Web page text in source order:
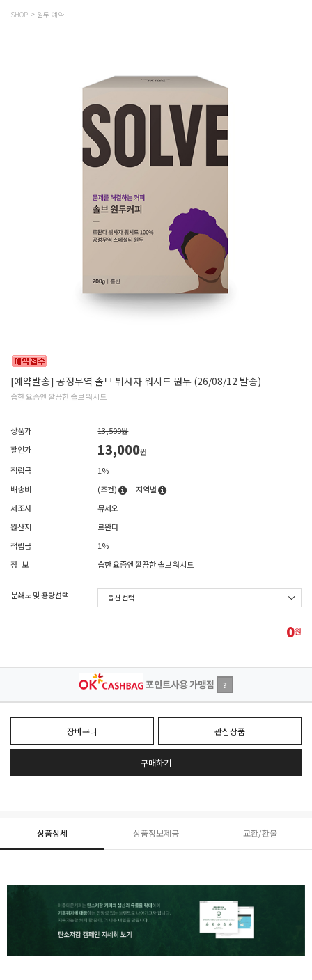
SHOP 원두-예약
[예약발송] 공정무역 솔브 뷔샤자 워시드 원두 (26/08/12 발송)
습한 요즘엔 깔끔한 솔브 워시드
상품가
13,500원
할인가
13,000원
적립금
1%
배송비
(조건)
지역별
제조사
뮤제오
원산지
르완다
적립금
1%
정 보
습한 요즘엔 깔끔한 솔브 워시드
분쇄도 및 용량선택
0원
포인트사용 가맹점 ?
장바구니 관심상품
구매하기
상품상세 상품정보제공 교환/환불